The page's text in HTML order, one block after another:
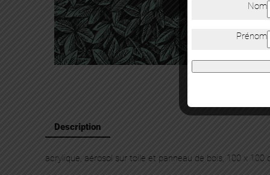
Description
acrylique, aérosol sur toile et panneau de bois, 100 x 100
Nom
Prénom